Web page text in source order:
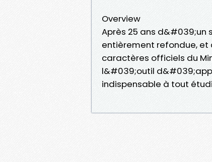
Overview
Après 25 ans d&#039;un
entièrement refondue, et
caractères officiels du
l&#039;outil
indispensable à tout